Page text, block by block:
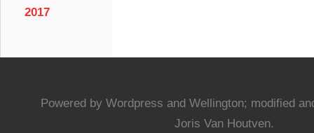
2017
Powered by Wordpress and Wellington; modified
Joris Van Houtven.